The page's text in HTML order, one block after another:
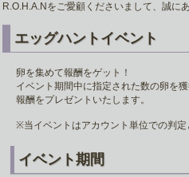
R.O.H.A.Nをご愛顧くださいまして、誠に
エッグハントイベント
卵を集めて報酬をゲット！
イベント期間中に指定された数の卵を
報酬をプレゼントいたします。
※当イベントはアカウント単位での判定
イベント期間